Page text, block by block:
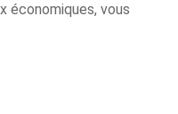
économiques, vous